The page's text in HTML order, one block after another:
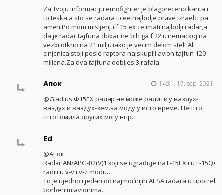
Za Tvoju informaciju eurofighter je blagoreceno kanta i
to teska,a sto se radara ticee najbolje prave izraelci pa
ameri.Po mom misljenju f 15 ex ce imati najbolji radar,a
da je radar tajfuna dobar ne bih ga f 22 u nemackoj na
vezbi otkrio na 21 milju iako je vecim delom stelt.Ali
cinjenica stoji posle raptora najskuplji avion tajfun 120
miliona.Za dva tajfuna dobijes 3 rafala
Апок 14:31, 17. sep. 2021.
@Gladius Ф15ЕХ радар не може радити у ваздух-
ваздух и ваздух-земља моду у исто време. Нешто
што гомила других могу нпр.
Ed
@Апок
Radar AN/APG-82(V)1 koji se ugrađuje na F-15EX i u F-
raditi u v-v i v-z modu…
To je ujedno i jedan od najmoćnijih AESA radara u
borbenim avionima.